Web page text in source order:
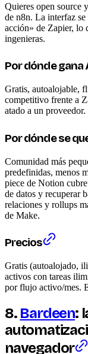
Quieres open source
de n8n. La interfaz
acción» de Zapier, lo
ingenieras.
Por dónde gana
Gratis, autoalojable,
competitivo frente a
atado a un proveedor.
Por dónde se
Comunidad más
predefinidas, menos
piece de Notion
de datos y recuperar
relaciones y rollups
de Make.
Precios
Gratis (autoalojado,
activos con tareas
por flujo activo/mes.
8. Bardeen:
navegador